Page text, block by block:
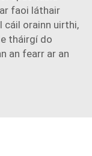
faoi láthair
orainn uirthi,
tháirgí do
an fearr ar an